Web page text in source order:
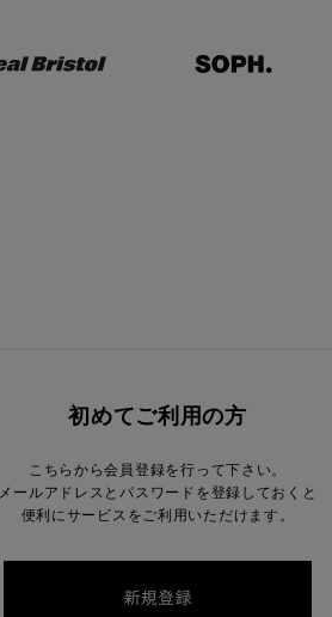
初めてご利用の方
こちらから会員登録を行って下さい。
メールアドレスとパスワードを登録しておくと
便利にサービスをご利用いただけます。